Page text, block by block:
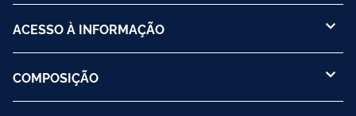
ACESSO À INFORMAÇÃO
COMPOSIÇÃO